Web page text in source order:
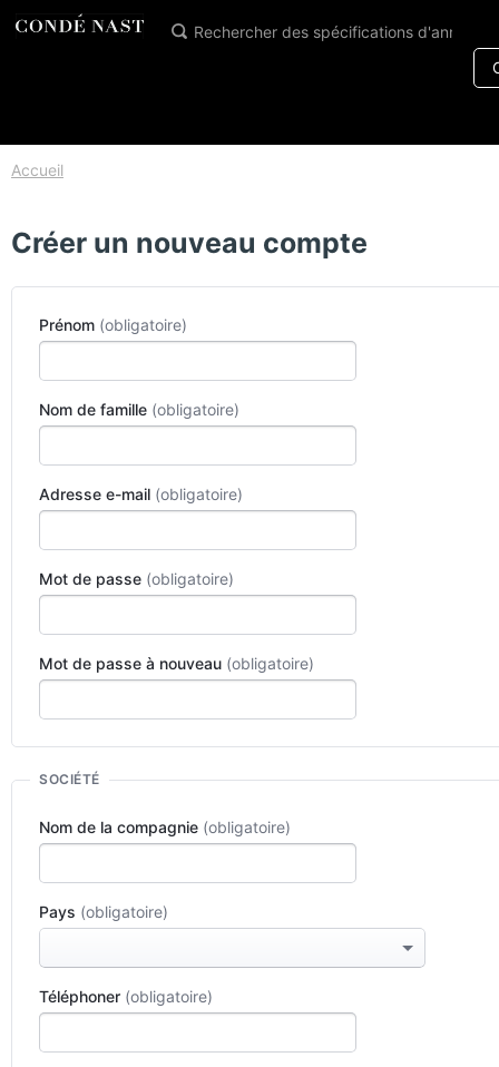
Accueil
Créer un nouveau compte
Prénom
Nom de famille
Adresse e-mail
Mot de passe
Mot de passe à nouveau
SOCIÉTÉ
Nom de la compagnie
Pays
Téléphoner